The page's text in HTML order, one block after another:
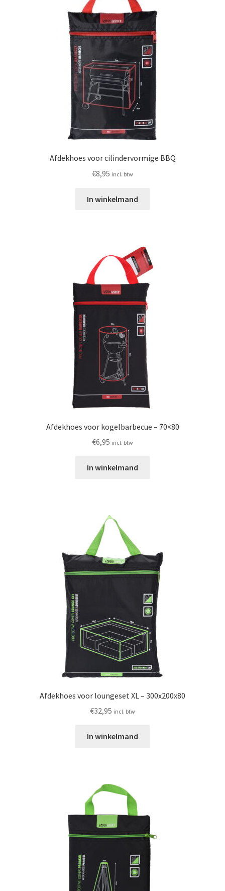
Afdekhoes voor cilindervormige BBQ
€8,95 incl. btw
In winkelmand
Afdekhoes voor kogelbarbecue – 70×80
€6,95 incl. btw
In winkelmand
Afdekhoes voor loungeset XL – 300x200x80
€32,95 incl. btw
In winkelmand